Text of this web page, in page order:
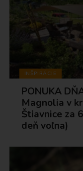
INŠPIRÁCIE
PONUKA
Magnolia v
Štiavnice za
deň voľna)